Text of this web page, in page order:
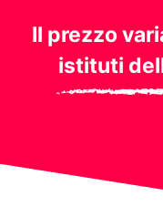
Il prezzo
istituti